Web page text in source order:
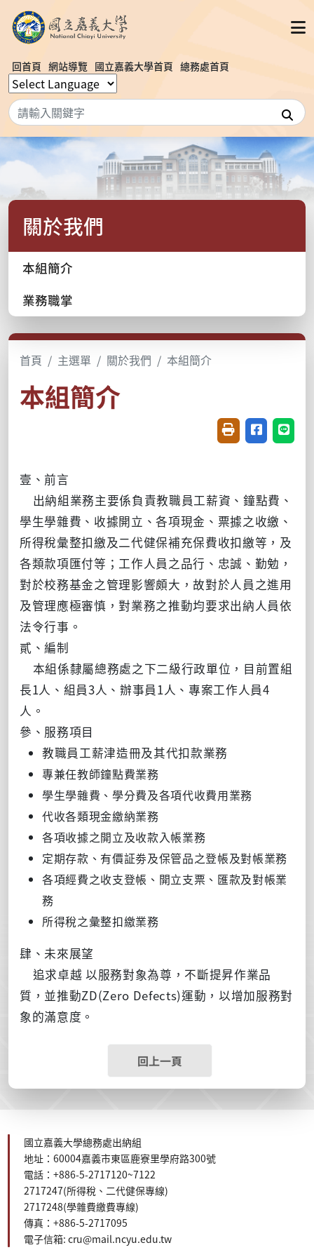
回首頁 網站導覽 國立嘉義大學首頁 總務處首頁
搜尋
關於我們
本組簡介
業務職掌
首頁 主選單 關於我們 本組簡介
本組簡介
友善列印(開新視
分享至臉書
分享
壹、前言
出納組業務主要係負責教職員工薪資、鐘點費、
學生學雜費、收據開立、各項現金、票據之收繳、
所得稅彙整扣繳及二代健保補充保費收扣繳等，及
各類款項匯付等；工作人員之品行、忠誠、勤勉，
對於校務基金之管理影響頗大，故對於人員之進用
及管理應極審慎，對業務之推動均要求出納人員依
法令行事。
貳、編制
本組係隸屬總務處之下二級行政單位，目前置組
長1人、組員3人、辦事員1人、專案工作人員4
人。
參 、服務項目
教職員工薪津造冊及其代扣款業務
專兼任教師鐘點費業務
學生學雜費、學分費及各項代收費用業務
代收各類現金繳納業務
各項收據之開立及收款入帳業務
定期存款、有價証劵及保管品之登帳及對帳業務
各項經費之收支登帳、開立支票、匯款及對帳業
務
所得稅之彙整扣繳業務
肆、未來展望
追求卓越 以服務對象為尊，不斷提昇作業品
質，並推動ZD(Zero Defects)運動，以增加服務對
象的滿意度。
回上一頁
國立嘉義大學總務處出納組
地址：60004嘉義市東區鹿寮里學府路300號
電話：+886-5-2717120~7122
2717247(所得稅、二代健保專線)
2717248(學雜費繳費專線)
傳真：+886-5-2717095
電子信箱: cru@mail.ncyu.edu.tw